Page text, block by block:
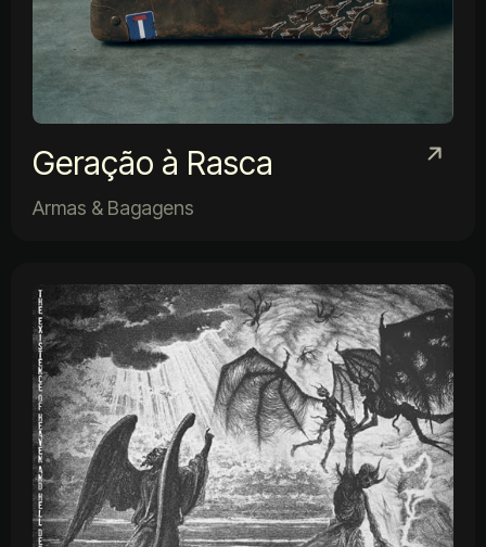
Geração à Rasca
Armas & Bagagens